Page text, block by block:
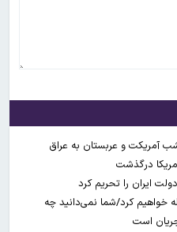
درگذشت
خواهیم کرد/شما نمی‌دانید چه
است